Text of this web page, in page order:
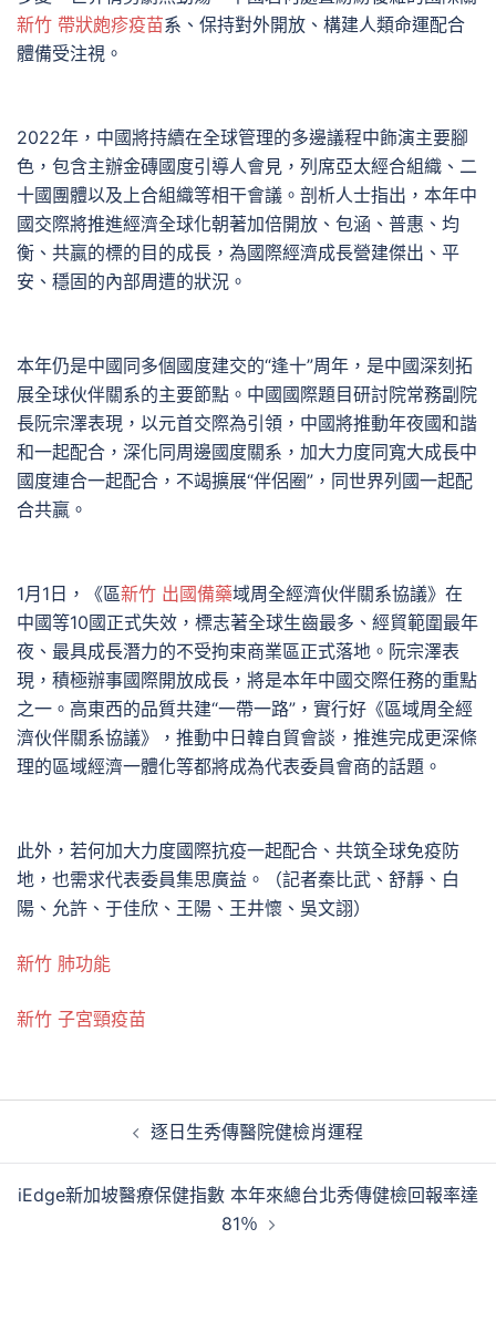
新竹 帶狀皰疹疫苗系、保持對外開放、構建人類命運配合
體備受注視。
2022年，中國將持續在全球管理的多邊議程中飾演主要腳
色，包含主辦金磚國度引導人會見，列席亞太經合組織、二
十國團體以及上合組織等相干會議。剖析人士指出，本年中
國交際將推進經濟全球化朝著加倍開放、包涵、普惠、均
衡、共贏的標的目的成長，為國際經濟成長營建傑出、平
安、穩固的內部周遭的狀況。
本年仍是中國同多個國度建交的“逢十”周年，是中國深刻拓
展全球伙伴關系的主要節點。中國國際題目研討院常務副院
長阮宗澤表現，以元首交際為引領，中國將推動年夜國和諧
和一起配合，深化同周邊國度關系，加大力度同寬大成長中
國度連合一起配合，不竭擴展“伴侶圈”，同世界列國一起配
合共贏。
1月1日，《區新竹 出國備藥域周全經濟伙伴關系協議》在
中國等10國正式失效，標志著全球生齒最多、經貿範圍最年
夜、最具成長潛力的不受拘束商業區正式落地。阮宗澤表
現，積極辦事國際開放成長，將是本年中國交際任務的重點
之一。高東西的品質共建“一帶一路”，實行好《區域周全經
濟伙伴關系協議》，推動中日韓自貿會談，推進完成更深條
理的區域經濟一體化等都將成為代表委員會商的話題。
此外，若何加大力度國際抗疫一起配合、共筑全球免疫防
地，也需求代表委員集思廣益。（記者秦比武、舒靜、白
陽、允許、于佳欣、王陽、王井懷、吳文詡）
新竹 肺功能
新竹 子宮頸疫苗
覽
逐日生秀傳醫院健檢肖運程
iEdge新加坡醫療保健指數 本年來總台北秀傳健檢回報率達
81％